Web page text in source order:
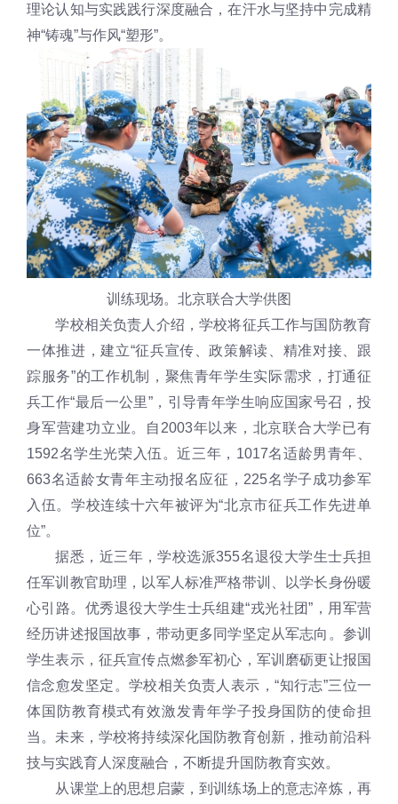
理论认知与实践践行深度融合，在汗水与坚持中完成精
神“铸魂”与作风“塑形”。
训练现场。北京联合大学供图
学校相关负责人介绍，学校将征兵工作与国防教育
一体推进，建立“征兵宣传、政策解读、精准对接、跟
踪服务”的工作机制，聚焦青年学生实际需求，打通征
兵工作“最后一公里”，引导青年学生响应国家号召，投
身军营建功立业。自2003年以来，北京联合大学已有
1592名学生光荣入伍。近三年，1017名适龄男青年、
663名适龄女青年主动报名应征，225名学子成功参军
入伍。学校连续十六年被评为“北京市征兵工作先进单
位”。
据悉，近三年，学校选派355名退役大学生士兵担
任军训教官助理，以军人标准严格带训、以学长身份暖
心引路。优秀退役大学生士兵组建“戎光社团”，用军营
经历讲述报国故事，带动更多同学坚定从军志向。参训
学生表示，征兵宣传点燃参军初心，军训磨砺更让报国
信念愈发坚定。学校相关负责人表示，“知行志”三位一
体国防教育模式有效激发青年学子投身国防的使命担
当。未来，学校将持续深化国防教育创新，推动前沿科
技与实践育人深度融合，不断提升国防教育实效。
从课堂上的思想启蒙，到训练场上的意志淬炼，再